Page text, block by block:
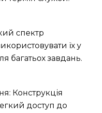
спектр
їх у
багатьох завдань.
Конструкція
доступ до